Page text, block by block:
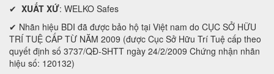
✔ XUẤT XỨ: WELKO Safes
✔ Nhãn hiệu BDI đã được bảo hộ tại Việt nam do CỤC SỞ HỮU
TRÍ TUỆ CẤP TỪ NĂM 2009 (được Cục Sở Hữu Trí Tuệ cấp theo
quyết định số 3737/QĐ-SHTT ngày 24/2/2009 Chứng nhận nhãn
hiệu số: 120132)